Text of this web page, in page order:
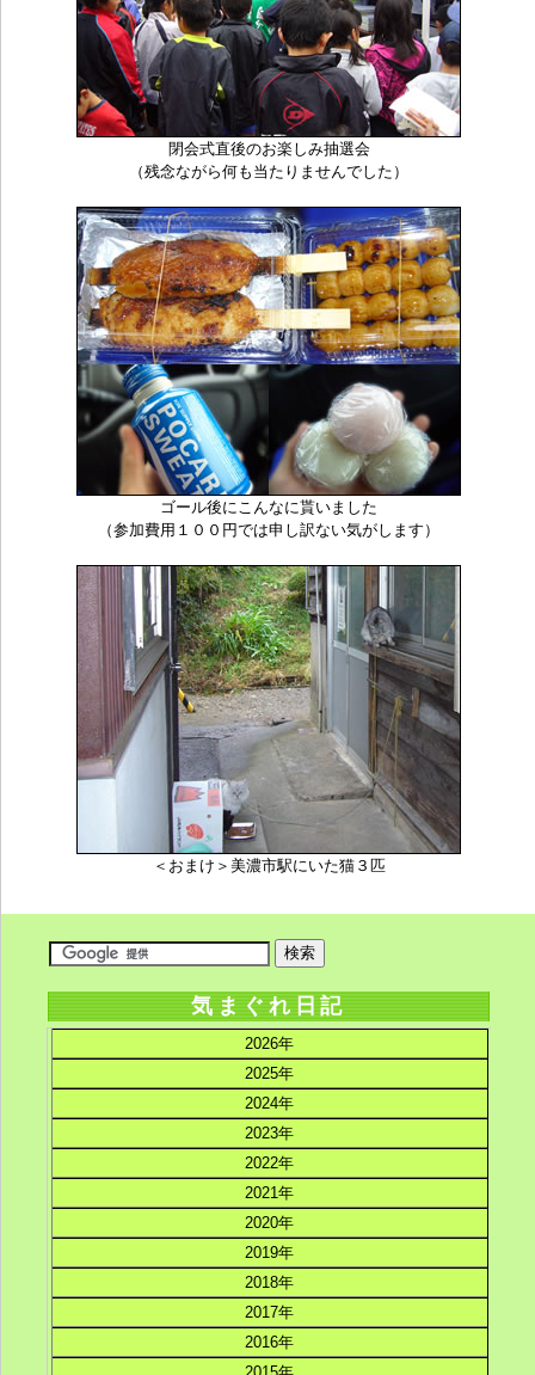
閉会式直後のお楽しみ抽選会
（残念ながら何も当たりませんでした）
ゴール後にこんなに貰いました
（参加費用１００円では申し訳ない気がします）
＜おまけ＞美濃市駅にいた猫３匹
気まぐれ日記